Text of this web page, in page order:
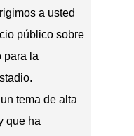
a usted
público sobre
para la
tema de alta
que ha